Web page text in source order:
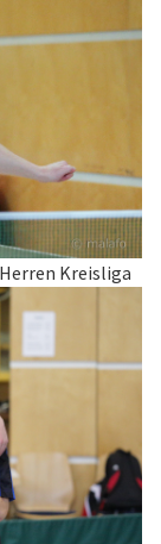
Kreisliga